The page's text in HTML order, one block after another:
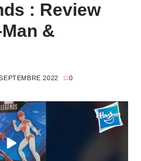
: Review
&
2022 0